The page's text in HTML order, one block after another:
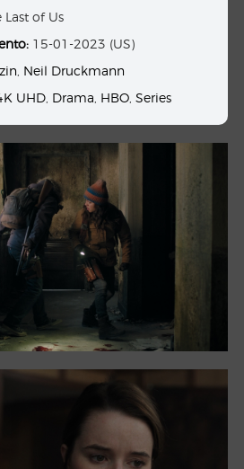
Last of Us
15-01-2023 (US)
, Neil Druckmann
UHD, Drama, HBO,Series